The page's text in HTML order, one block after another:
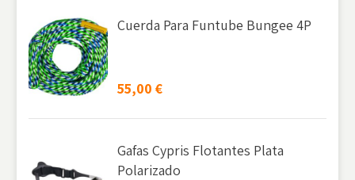
Cuerda Para Funtube Bungee 4P
55,00€
Gafas Cypris Flotantes Plata
Polarizado